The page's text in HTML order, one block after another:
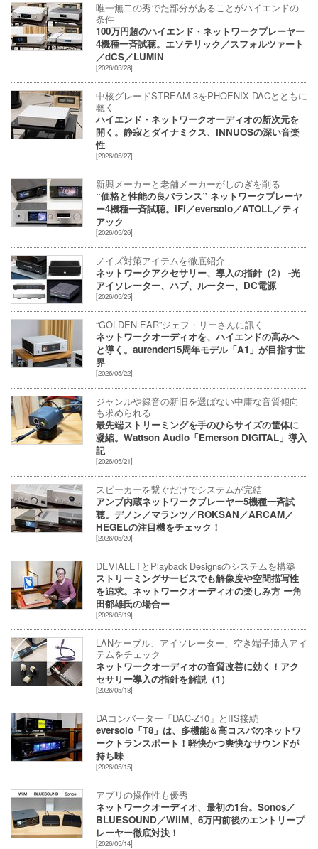
唯一無二の秀でた部分があることがハイエンドの
条件
100万円超のハイエンド・ネットワークプレーヤー
4機種一斉試聴。エソテリック／スフォルツァート
／dCS／LUMIN
[2026/05/28]
中核グレードSTREAM 3をPHOENIX DACとともに
聴く
ハイエンド・ネットワークオーディオの新次元を
開く。静寂とダイナミクス、INNUOSの深い音楽
性
[2026/05/27]
新興メーカーと老舗メーカーがしのぎを削る
“価格と性能の良バランス” ネットワークプレーヤ
ー4機種一斉試聴。iFi／eversolo／ATOLL／ティ
アック
[2026/05/26]
ノイズ対策アイテムを徹底紹介
ネットワークアクセサリー、導入の指針（2） -光
アイソレーター、ハブ、ルーター、DC電源
[2026/05/25]
“GOLDEN EAR”ジェフ・リーさんに訊く
ネットワークオーディオを、ハイエンドの高みへ
と導く。aurender15周年モデル「A1」が目指す世
界
[2026/05/22]
ジャンルや録音の新旧を選ばない中庸な音質傾向
も求められる
最先端ストリーミングを手のひらサイズの筐体に
凝縮。Wattson Audio「Emerson DIGITAL」導入
記
[2026/05/21]
スピーカーを繋ぐだけでシステムが完結
アンプ内蔵ネットワークプレーヤー5機種一斉試
聴。デノン／マランツ／ROKSAN／ARCAM／
HEGELの注目機をチェック！
[2026/05/20]
DEVIALETとPlayback Designsのシステムを構築
ストリーミングサービスでも解像度や空間描写性
を追求。ネットワークオーディオの楽しみ方 ー角
田郁雄氏の場合ー
[2026/05/19]
LANケーブル、アイソレーター、空き端子挿入アイ
テムをチェック
ネットワークオーディオの音質改善に効く！アク
セサリー導入の指針を解説（1）
[2026/05/18]
DAコンバーター「DAC-Z10」とIIS接続
eversolo「T8」は、多機能＆高コスパのネットワ
ークトランスポート！軽快かつ爽快なサウンドが
持ち味
[2026/05/15]
アプリの操作性も優秀
ネットワークオーディオ、最初の1台。Sonos／
BLUESOUND／WiiM、6万円前後のエントリープ
レーヤー徹底対決！
[2026/05/14]